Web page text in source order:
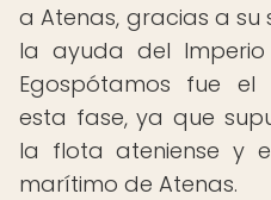
a Atenas, gracias a
la ayuda del
Egospótamos fue
esta fase, ya que
la flota ateniense y
marítimo de Atenas.